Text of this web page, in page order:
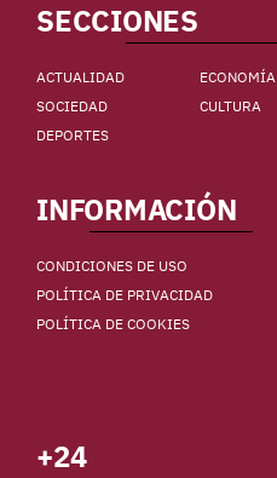
SECCIONES
ACTUALIDAD
ECONOMÍA
SOCIEDAD
CULTURA
DEPORTES
INFORMACIÓN
CONDICIONES DE USO
POLÍTICA DE PRIVACIDAD
POLÍTICA DE COOKIES
+24